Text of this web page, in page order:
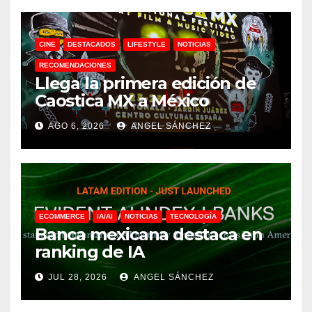
CINE DESTACADOS LIFESTYLE NOTICIAS
RECOMENDACIONES
Llega la primera edición de
Caostica MX a México
AGO 6, 2026 ANGEL SÁNCHEZ
ECOMMERCE IA/AI NOTICIAS TECNOLOGÍA
Banca mexicana destaca en
ranking de IA
JUL 28, 2026 ANGEL SÁNCHEZ